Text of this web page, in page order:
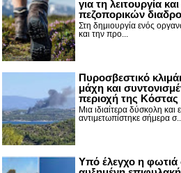
για τη λειτουργία
πεζοπορικών
Στη δημιουργία ενός
και την προ...
Πυροσβεστικό
μάχη και
περιοχή της Κόστας
Μια ιδιαίτερα δύσκολη και
αντιμετωπίστηκε σήμερα
Υπό έλεγχο η φωτιά